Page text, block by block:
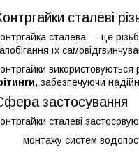
сталеві
сталева — це
їх
, забезпечуючи
застосування
сталеві
монтажу систем